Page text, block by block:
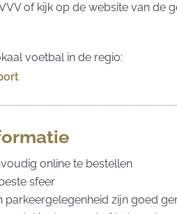
of kijk op de website van de
voetbal in de regio:
online te bestellen
sfeer
parkeergelegenheid zijn goed